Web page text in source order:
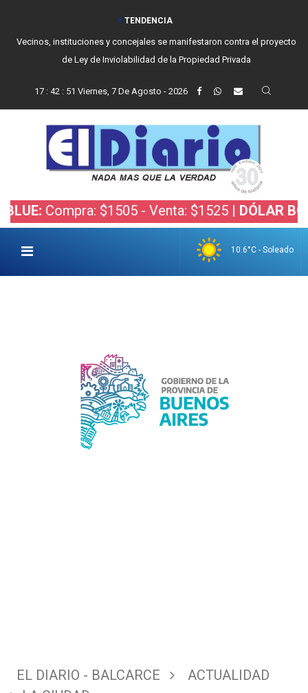
TENDENCIA
Vecinos, instituciones y concejales se manifestaron contra el proyecto
de Ley de Inviolabilidad de la Propiedad Privada
17: 42: 52 Viernes, 7 De Agosto - 2026
$1505 - Venta: $1525 | DÓLAR BOLSA:
10.6°C - Soleado
EL DIARIO - BALCARCE
ACTUALIDAD